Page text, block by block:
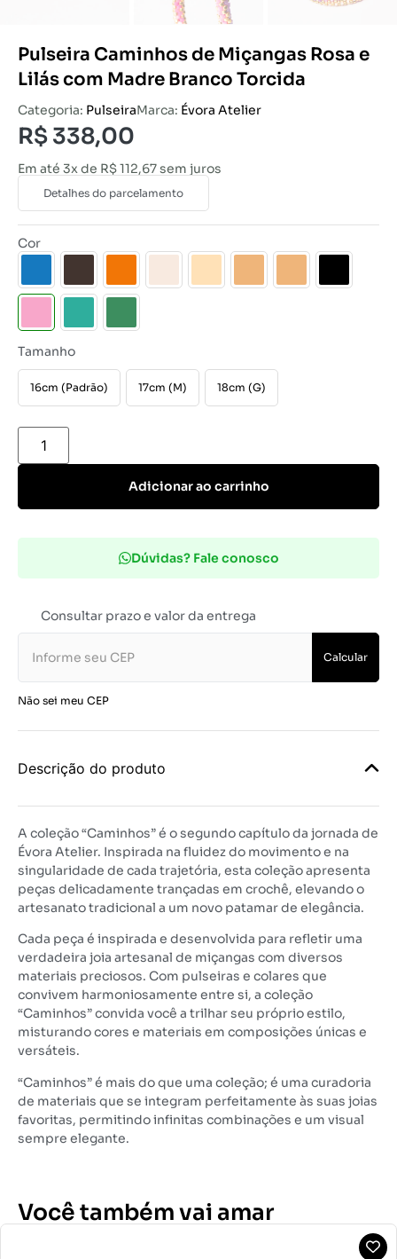
Pulseira Caminhos de Miçangas Rosa e
Lilás com Madre Branco Torcida
Categoria: PulseiraMarca: Évora Atelier
R$338,00
Em até 3x de R$112,67sem juros
Detalhes do parcelamento
Cor
Tamanho
16cm (Padrão) 17cm (M) 18cm (G)
Adicionar ao carrinho
Dúvidas? Fale conosco
Consultar prazo e valor da entrega
Calcular
Não sei meu CEP
Descrição do produto
A coleção “Caminhos” é o segundo capítulo da jornada de
Évora Atelier. Inspirada na fluidez do movimento e na
singularidade de cada trajetória, esta coleção apresenta
peças delicadamente trançadas em crochê, elevando o
artesanato tradicional a um novo patamar de elegância.
Cada peça é inspirada e desenvolvida para refletir uma
verdadeira joia artesanal de miçangas com diversos
materiais preciosos. Com pulseiras e colares que
convivem harmoniosamente entre si, a coleção
“Caminhos” convida você a trilhar seu próprio estilo,
misturando cores e materiais em composições únicas e
versáteis.
“Caminhos” é mais do que uma coleção; é uma curadoria
de materiais que se integram perfeitamente às suas joias
favoritas, permitindo infinitas combinações e um visual
sempre elegante.
Você também vai amar